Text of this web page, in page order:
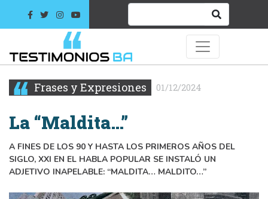
Frases y Expresiones 01/12/2024
La “Maldita…”
A FINES DE LOS 90 Y HASTA LOS PRIMEROS AÑOS DEL
SIGLO, XXI EN EL HABLA POPULAR SE INSTALÓ UN
ADJETIVO INAPELABLE: “MALDITA… MALDITO…”